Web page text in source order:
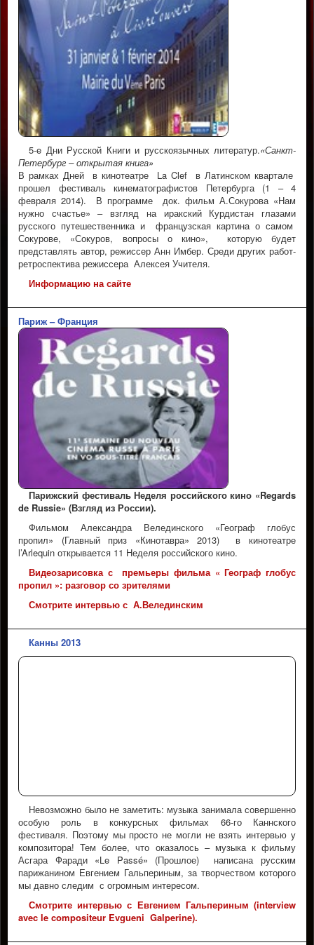
5-e Дни Русской Книги и русскоязычных литератур.«Санкт-
Петербург – открытая книга»
В рамках Дней в кинотеатре La Clef в Латинском квартале
прошел фестиваль кинематографистов Петербурга (1 – 4
февраля 2014).
В программе док. фильм А.Сокурова «Нам
нужно счастье» – взгляд на иракский Курдистан глазами
русского путешественника и французская картина о самом
Сокурове, «Сокуров, вопросы о кино», которую будет
представлять автор, режиссер Анн Имбер. Среди других работ-
ретроспектива режиссера Алексея Учителя.
Информацию на сайте
Париж – Франция
Парижский фестиваль Неделя российского кино «Regards
de Russie» (Взгляд из России).
Фильмом Александра Велединского «Географ глобус
пропил» (Главный приз «Кинотавра» 2013) в кинотеатре
l’Arlequin открывается 11 Неделя российского кино.
Видеозарисовка с премьеры фильма « Географ глобус
пропил »: разговор со зрителями
Смотрите интервью с А.Велединским
Канны 2013
Невозможно было не заметить: музыка занимала совершенно
особую роль в конкурсных фильмах 66-го Каннского
фестиваля. Поэтому мы просто не могли не взять интервью у
композитора! Тем более, что оказалось – музыка к фильму
Асгара Фаради «Le Passé» (Прошлое) написана русским
парижанином Евгением Гальпериным, за творчеством которого
мы давно следим с огромным интересом.
Смотрите интервью с Евгением Гальпериным (interview
avec le compositeur Evgueni Galperine).